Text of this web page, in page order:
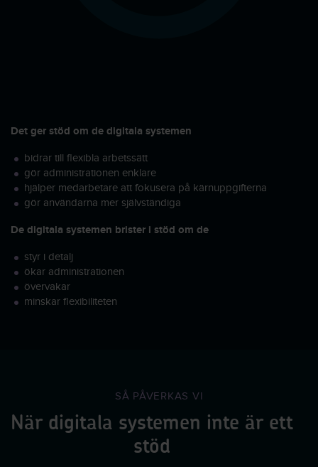
Det ger stöd om de digitala systemen
bidrar till flexibla arbetssätt
gör administrationen enklare
hjälper medarbetare att fokusera på kärnuppgifterna
gör användarna mer självständiga
De digitala systemen brister i stöd om de
styr i detalj
ökar administrationen
övervakar
minskar flexibiliteten
SÅ PÅVERKAS VI
När digitala systemen inte är ett
stöd